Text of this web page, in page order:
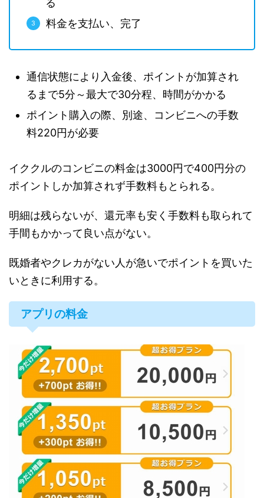
る
料金を支払い、完了
通信状態により入金後、ポイントが加算され
るまで5分～最大で30分程、時間がかかる
ポイント購入の際、別途、コンビニへの手数
料220円が必要
イククルのコンビニの料金は3000円で400円分の
ポイントしか加算されず手数料もとられる。
明細は残らないが、還元率も安く手数料も取られて
手間もかかって良い点がない。
既婚者やクレカがない人が急いでポイントを買いた
いときに利用する。
アプリの料金